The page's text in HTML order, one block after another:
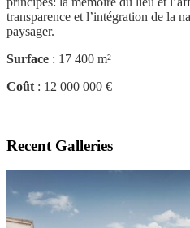
transparence et l’intégration de la
paysager.
Surface : 17 400 m²
Coût : 12 000 000 €
Recent Galleries